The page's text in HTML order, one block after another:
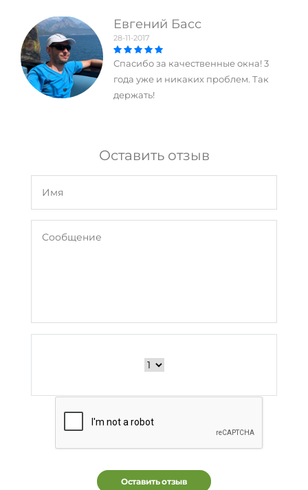
Евгений Басс
28-11-2017
Спасибо за качественные окна! 3
года уже и никаких проблем. Так
держать!
Оставить отзыв
Оставить отзыв